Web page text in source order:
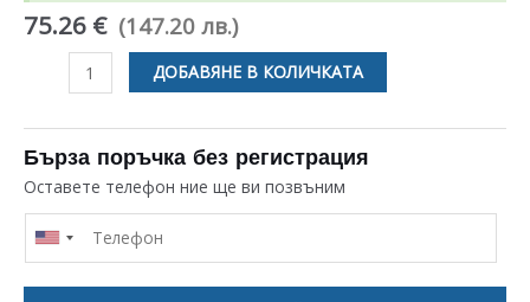
75.26 € (147.20 лв.)
количество
НАГРЕВАТЕЛ
С
КОРПУС
ЗА
СЪДОМИЯЛНА
ДОБАВЯНЕ В КОЛИЧКАТА
Бърза поръчка без регистрация
Оставете телефон ние ще ви позвъним